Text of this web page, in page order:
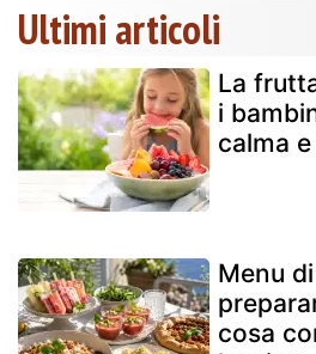
Ultimi articoli
La
i
calma
Menu
cosa